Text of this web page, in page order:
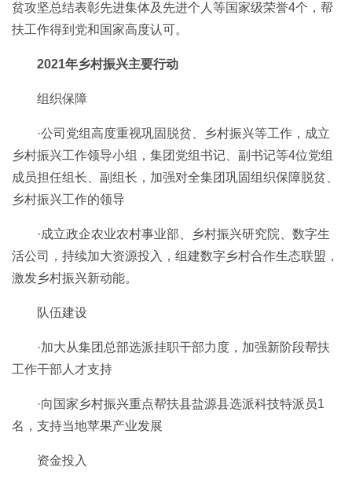
贫攻坚总结表彰先进集体及先进个人等国家级荣誉4个，帮
扶工作得到党和国家高度认可。
2021年乡村振兴主要行动
组织保障
·公司党组高度重视巩固脱贫、乡村振兴等工作，成立
乡村振兴工作领导小组， 集团党组书记、副书记等4位党组
成员担任组长、副组长，加强对全集团巩固组织保障脱贫、
乡村振兴工作的领导
·成立政企农业农村事业部、乡村振兴研究院、数字生
活公司，持续加大资源投入， 组建数字乡村合作生态联盟，
激发乡村振兴新动能。
队伍建设
·加大从集团总部选派挂职干部力度，加强新阶段帮扶
工作干部人才支持
·向国家乡村振兴重点帮扶县盐源县选派科技特派员1
名，支持当地苹果产业发展
资金投入